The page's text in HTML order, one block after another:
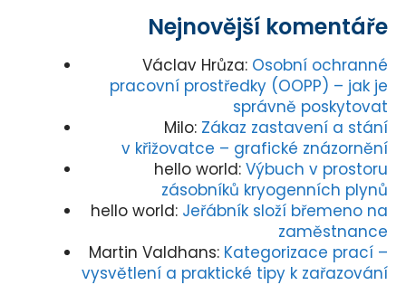
Nejnovější komentáře
Václav Hrůza: Osobní ochranné
pracovní prostředky (OOPP) – jak je
správně poskytovat
Milo: Zákaz zastavení a stání
v křižovatce – grafické znázornění
hello world: Výbuch v prostoru
zásobníků kryogenních plynů
hello world: Jeřábník složí břemeno na
zaměstnance
Martin Valdhans: Kategorizace prací –
vysvětlení a praktické tipy k zařazování